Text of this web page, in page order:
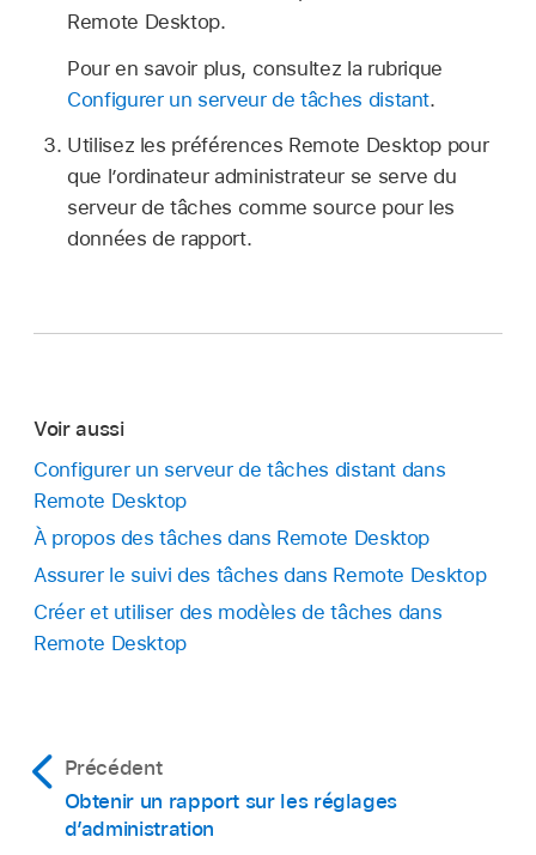
Remote Desktop.
Pour en savoir plus, consultez la rubrique
Configurer un serveur de tâches distant.
Utilisez les préférences Remote Desktop pour
que l’ordinateur administrateur se serve du
serveur de tâches comme source pour les
données de rapport.
Voir aussi
Configurer un serveur de tâches distant dans
Remote Desktop
À propos des tâches dans Remote Desktop
Assurer le suivi des tâches dans Remote Desktop
Créer et utiliser des modèles de tâches dans
Remote Desktop
Précédent
Obtenir un rapport sur les réglages
d’administration